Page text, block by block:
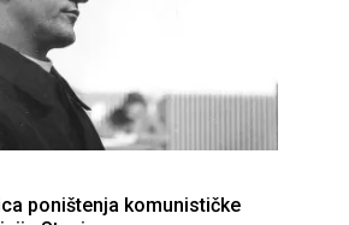
poništenja komunističke